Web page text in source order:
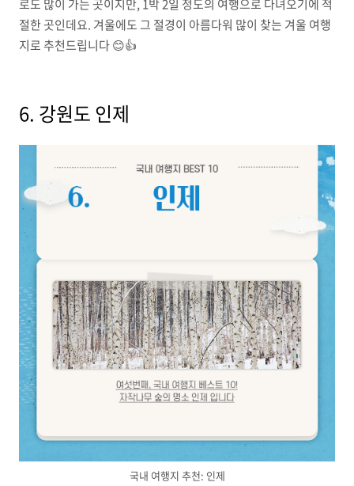
로도 많이 가는 곳이지만, 1박 2일 정도의 여행으로 다녀오기에 적
절한 곳인데요. 겨울에도 그 절경이 아름다워 많이 찾는 겨울 여행
지로 추천드립니다 😊👍
6. 강원도 인제
국내 여행지 추천: 인제